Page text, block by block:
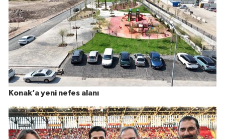
Konak’a yeni nefes alanı